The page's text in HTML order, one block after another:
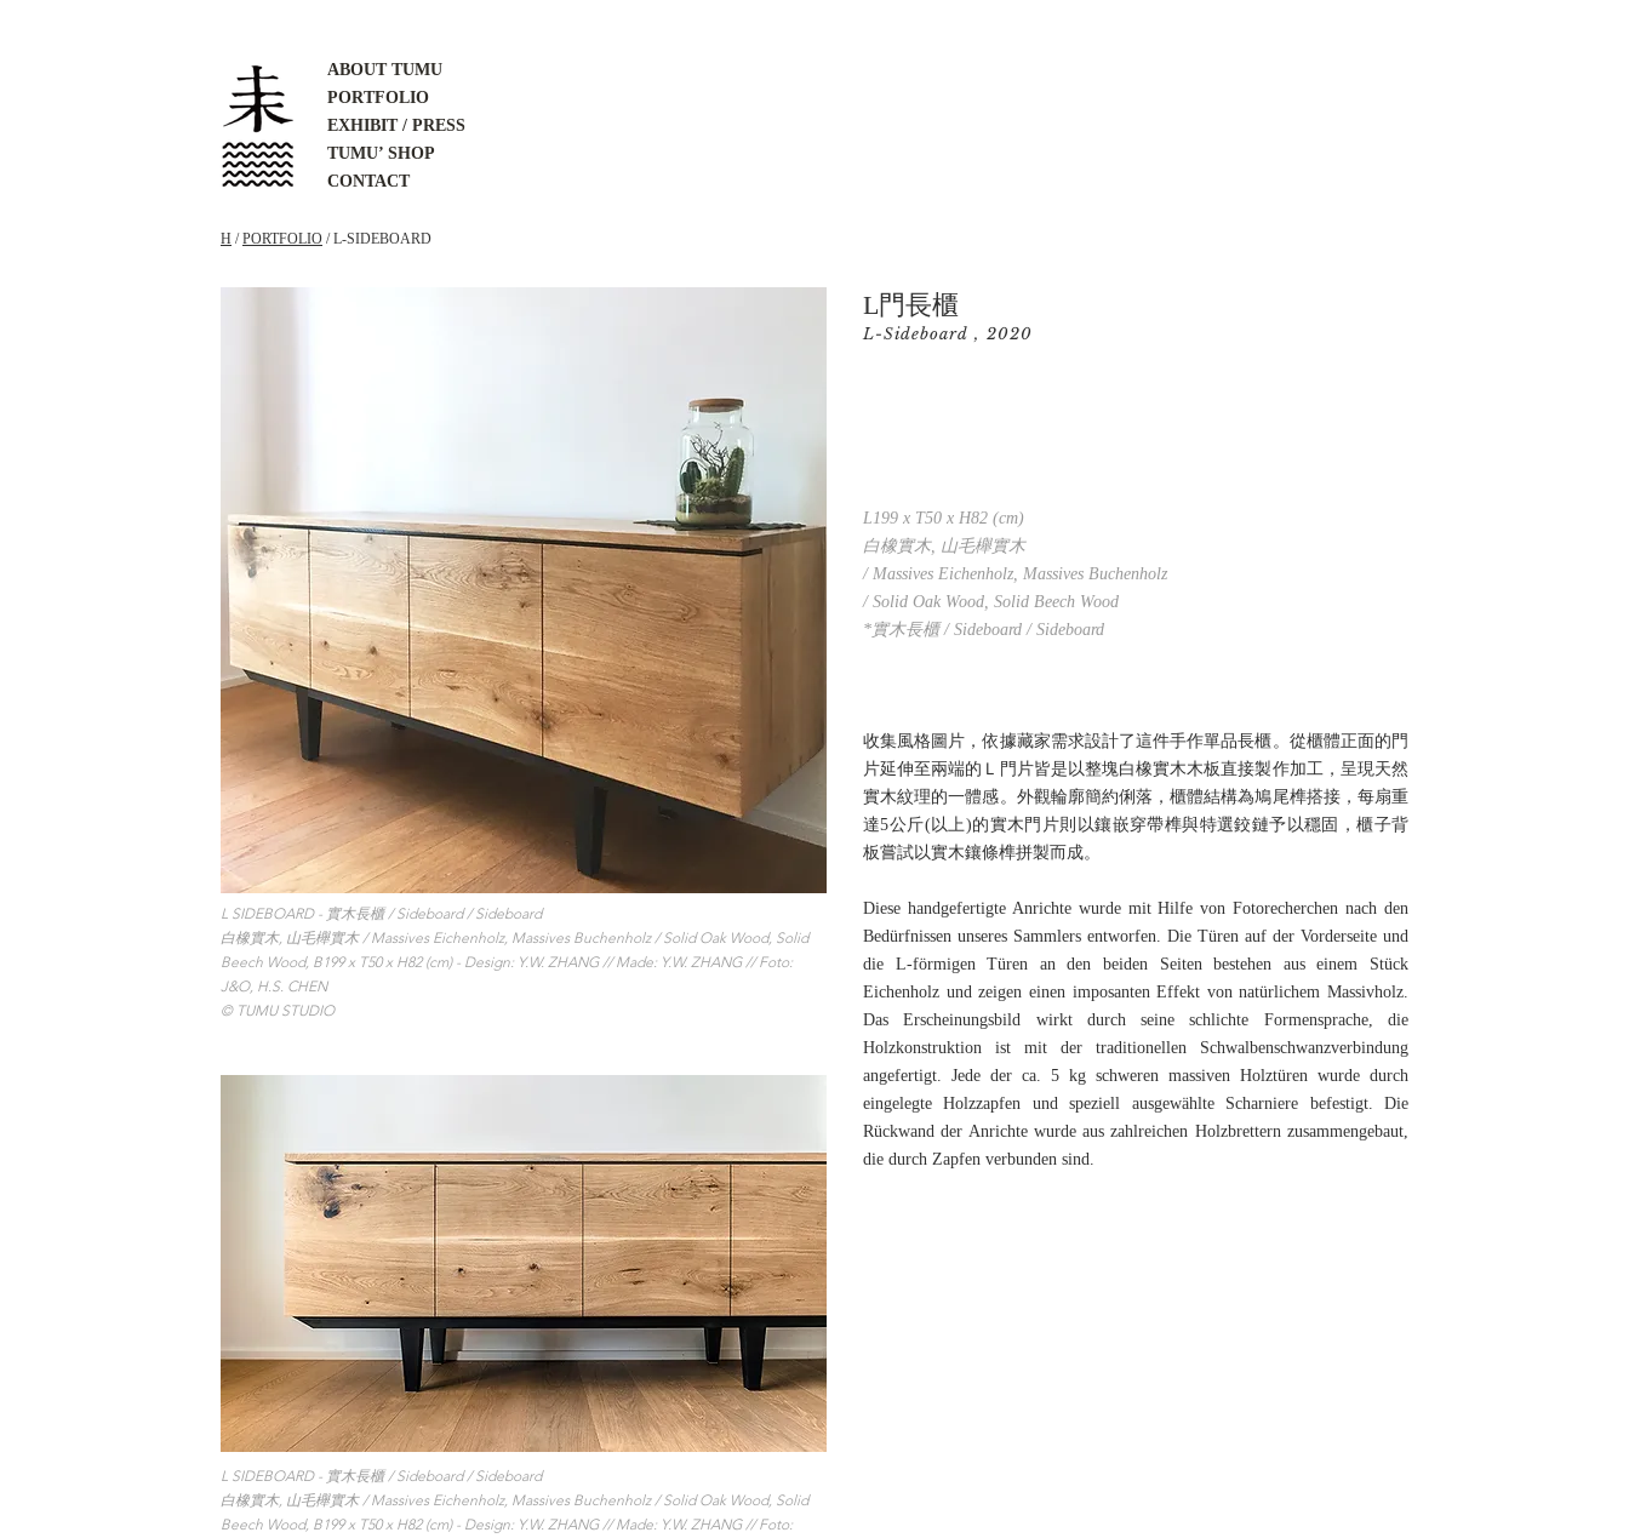
H /PORTFOLIO / L-SIDEBOARD
L SIDEBOARD - 實木長櫃 / Sideboard / Sideboard
白橡實木, 山毛櫸實木 / Massives Eichenholz, Massives Buchenholz / Solid Oak Wood, Solid
Beech Wood, B199 x T50 x H82 (cm) - Design: Y.W. ZHANG // Made: Y.W. ZHANG // Foto:
J&O, H.S. CHEN
© TUMU STUDIO
L SIDEBOARD - 實木長櫃 / Sideboard / Sideboard
白橡實木, 山毛櫸實木 / Massives Eichenholz, Massives Buchenholz / Solid Oak Wood, Solid
Beech Wood, B199 x T50 x H82 (cm) - Design: Y.W. ZHANG // Made: Y.W. ZHANG // Foto:
L門長櫃
L-Sideboard , 2020
L199 x T50 x H82 (cm)
白橡實木, 山毛櫸實木
/ Massives Eichenholz, Massives Buchenholz
/ Solid Oak Wood, Solid Beech Wood
*實木長櫃 / Sideboard / Sideboard
收集風格圖片，依據藏家需求設計了這件手作單品長櫃。從櫃體正面的門
片延伸至兩端的Ｌ門片皆是以整塊白橡實木木板直接製作加工，呈現天然
實木紋理的一體感。外觀輪廓簡約俐落，櫃體結構為鳩尾榫搭接，每扇重
達5公斤(以上)的實木門片則以鑲嵌穿帶榫與特選鉸鏈予以穩固，櫃子背
板嘗試以實木鑲條榫拼製而成。
Diese handgefertigte Anrichte wurde mit Hilfe von Fotorecherchen nach den
Bedürfnissen unseres Sammlers entworfen. Die Türen auf der Vorderseite und
die L-förmigen Türen an den beiden Seiten bestehen aus einem Stück
Eichenholz und zeigen einen imposanten Effekt von natürlichem Massivholz.
Das Erscheinungsbild wirkt durch seine schlichte Formensprache, die
Holzkonstruktion ist mit der traditionellen Schwalbenschwanzverbindung
angefertigt. Jede der ca. 5 kg schweren massiven Holztüren wurde durch
eingelegte Holzzapfen und speziell ausgewählte Scharniere befestigt. Die
Rückwand der Anrichte wurde aus zahlreichen Holzbrettern zusammengebaut,
die durch Zapfen verbunden sind.
ABOUT TUMU
PORTFOLIO
EXHIBIT / PRESS
TUMU’ SHOP
CONTACT